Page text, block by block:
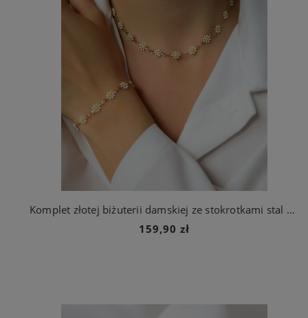
Komplet złotej biżuterii damskiej ze stokrotkami stal chirurgiczna
159,90 zł